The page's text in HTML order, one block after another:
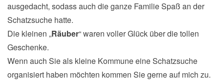
ausgedacht, sodass auch die ganze Familie Spaß an der
Schatzsuche hatte.
Die kleinen „Räuber“ waren voller Glück über die tollen
Geschenke.
Wenn auch Sie als kleine Kommune eine Schatzsuche
organisiert haben möchten kommen Sie gerne auf mich zu.